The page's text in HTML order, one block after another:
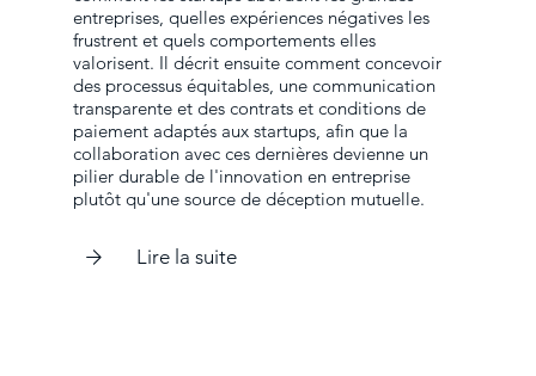
entreprises, quelles expériences négatives les
frustrent et quels comportements elles
valorisent. Il décrit ensuite comment concevoir
des processus équitables, une communication
transparente et des contrats et conditions de
paiement adaptés aux startups, afin que la
collaboration avec ces dernières devienne un
pilier durable de l'innovation en entreprise
plutôt qu'une source de déception mutuelle.
Lire la suite